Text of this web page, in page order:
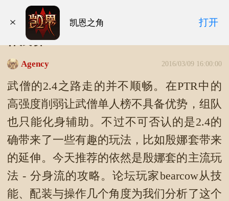
凯恩之角 打开
暗黑3补丁2.4武僧殷娜套技能配装与操
作浅析
Agency 2016/03/09 16:00:00
武僧的2.4之路走的并不顺畅。在PTR中的
高强度削弱让武僧单人榜不具备优势，组队
也只能化身辅助。不过不可否认的是2.4的
确带来了一些有趣的玩法，比如殷娜套带来
的延伸。今天推荐的依然是殷娜套的主流玩
法 - 分身流的攻略。论坛玩家bearcow从技
能、配装与操作几个角度为我们分析了这个